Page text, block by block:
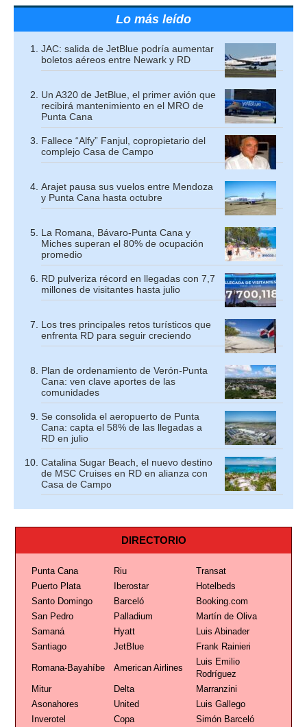
Lo más leído
JAC: salida de JetBlue podría aumentar
boletos aéreos entre Newark y RD
Un A320 de JetBlue, el primer avión que
recibirá mantenimiento en el MRO de
Punta Cana
Fallece “Alfy” Fanjul, copropietario del
complejo Casa de Campo
Arajet pausa sus vuelos entre Mendoza
y Punta Cana hasta octubre
La Romana, Bávaro-Punta Cana y
Miches superan el 80% de ocupación
promedio
RD pulveriza récord en llegadas con 7,7
millones de visitantes hasta julio
Los tres principales retos turísticos que
enfrenta RD para seguir creciendo
Plan de ordenamiento de Verón-Punta
Cana: ven clave aportes de las
comunidades
Se consolida el aeropuerto de Punta
Cana: capta el 58% de las llegadas a
RD en julio
Catalina Sugar Beach, el nuevo destino
de MSC Cruises en RD en alianza con
Casa de Campo
DIRECTORIO
Punta Cana Riu
Transat
Puerto Plata
Iberostar
Hotelbeds
Santo Domingo
Barceló
Booking.com
San Pedro
Palladium
Martín de Oliva
Samaná
Hyatt
Luis Abinader
Santiago
JetBlue Frank Rainieri
Romana-Bayahíbe American Airlines
Luis Emilio
Rodríguez
Mitur
Delta
Marranzini
Asonahores
United
Luis Gallego
Inverotel
Copa Simón Barceló